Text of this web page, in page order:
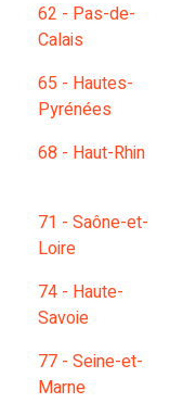
62 - Pas-de-
Calais
65 - Hautes-
Pyrénées
68 - Haut-Rhin
71 - Saône-et-
Loire
74 - Haute-
Savoie
77 - Seine-et-
Marne